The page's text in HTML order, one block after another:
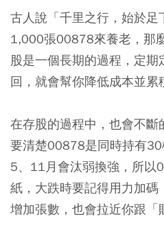
古人說「千里之行，始於
1,000張00878來養老，那
股是一個長期的過程，定
回，就會幫你降低成本並累
在存股的過程中，也會不斷
要清楚00878是同時持有
5、11月會汰弱換強，所以
紙，大跌時要記得用力加
增加張數，也會拉近你跟「